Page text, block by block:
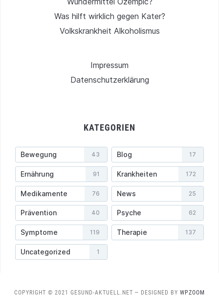
Was hilft wirklich gegen Kater?
Volkskrankheit Alkoholismus
Impressum
Datenschutzerklärung
KATEGORIEN
Bewegung 43 Blog 17
Ernährung 91 Krankheiten 172
Medikamente 76 News 25
Prävention 40 Psyche 62
Symptome 119 Therapie 137
Uncategorized 1
COPYRIGHT © 2021 GESUND-AKTUELL.NET — DESIGNED BY WPZOOM